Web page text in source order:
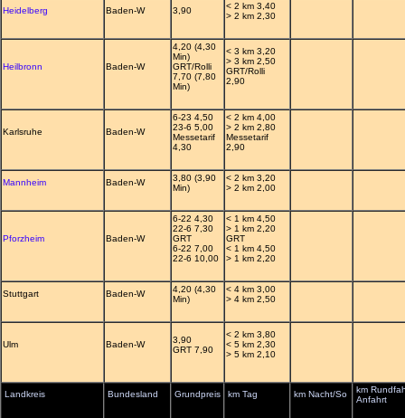
Heidelberg Baden-W 3,90
< 2 km 3,40
> 2 km 2,30
Heilbronn Baden-W
4,20 (4,30
Min)
GRT/Rolli
7,70 (7,80
Min)
< 3 km 3,20
> 3 km 2,50
GRT/Rolli
2,90
Karlsruhe Baden-W
6-23 4,50
23-6 5,00
Messetarif
4,30
< 2 km 4,00
> 2 km 2,80
Messetarif
2,90
Mannheim Baden-W
3,80 (3,90
Min)
< 2 km 3,20
> 2 km 2,00
Pforzheim Baden-W
6-22 4,30
22-6 7,30
GRT
6-22 7,00
22-6 10,00
< 1 km 4,50
> 1 km 2,20
GRT
< 1 km 4,50
> 1 km 2,20
Stuttgart Baden-W
4,20 (4,30
Min)
< 4 km 3,00
> 4 km 2,50
Ulm Baden-W
3,90
GRT 7,90
< 2 km 3,80
< 5 km 2,30
> 5 km 2,10
Landkreis Bundesland Grundpreis km Tag km Nacht/So
km
Anfahrt